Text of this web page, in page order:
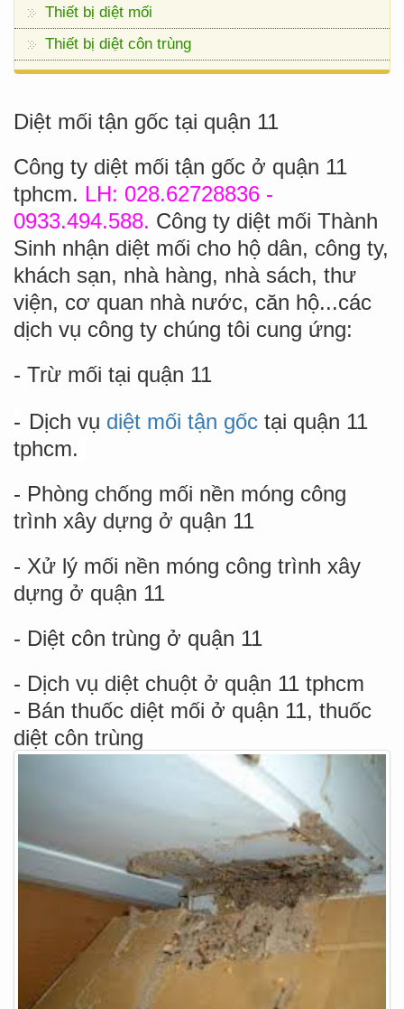
Thiết bị diệt mối
Thiết bị diệt côn trùng
Diệt mối tận gốc tại quận 11
Công ty diệt mối tận gốc ở quận 11
tphcm. LH: 028.62728836 -
0933.494.588. Công ty diệt mối Thành
Sinh nhận diệt mối cho hộ dân, công ty,
khách sạn, nhà hàng, nhà sách, thư
viện, cơ quan nhà nước, căn hộ...các
dịch vụ công ty chúng tôi cung ứng:
- Trừ mối tại quận 11
- Dịch vụ diệt mối tận gốc tại quận 11
tphcm.
- Phòng chống mối nền móng công
trình xây dựng ở quận 11
- Xử lý mối nền móng công trình xây
dựng ở quận 11
- Diệt côn trùng ở quận 11
- Dịch vụ diệt chuột ở quận 11 tphcm
- Bán thuốc diệt mối ở quận 11, thuốc
diệt côn trùng